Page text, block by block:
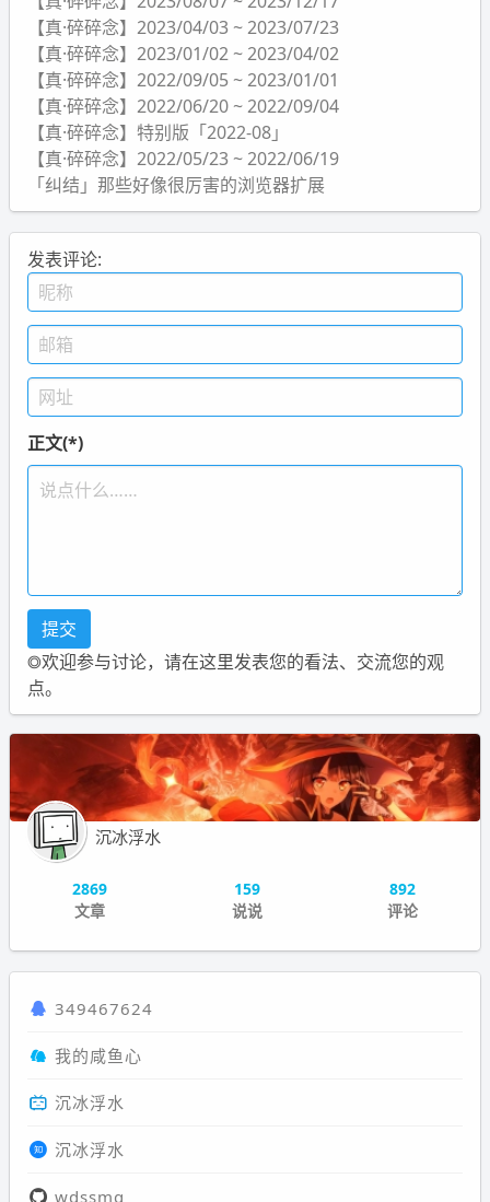
【真·碎碎念】2023/04/03 ~ 2023/07/23
【真·碎碎念】2023/01/02 ~ 2023/04/02
【真·碎碎念】2022/09/05 ~ 2023/01/01
【真·碎碎念】2022/06/20 ~ 2022/09/04
【真·碎碎念】特别版「2022-08」
【真·碎碎念】2022/05/23 ~ 2022/06/19
「纠结」那些好像很厉害的浏览器扩展
发表评论:
正文(*)
◎欢迎参与讨论，请在这里发表您的看法、交流您的观
点。
沉冰浮水
2869
文章
159
说说
892
评论
349467624
我的咸鱼心
沉冰浮水
沉冰浮水
wdssmq